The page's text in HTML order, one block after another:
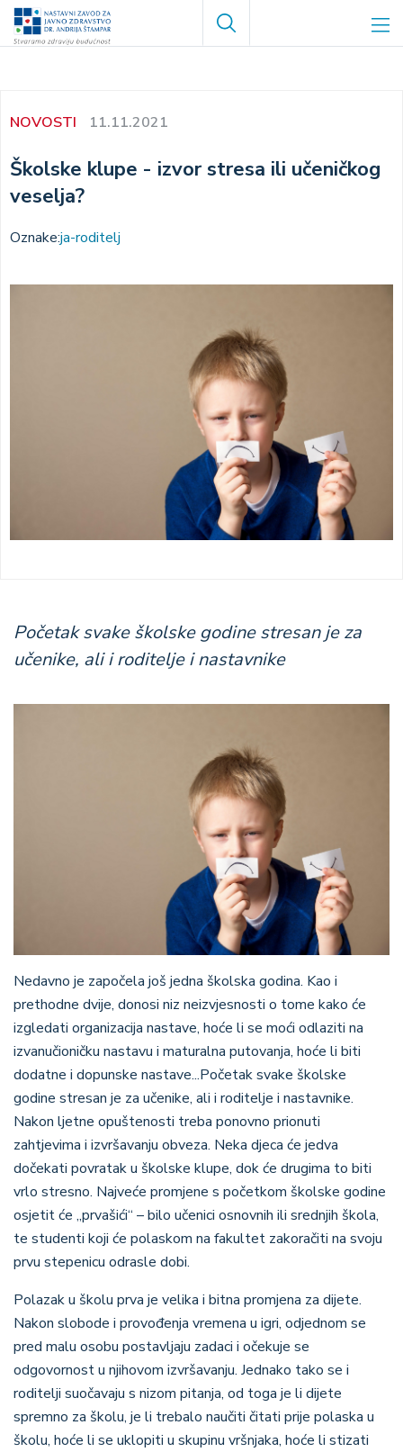
Skoči
Search
NOVOSTI 11.11.2021
Školske klupe - izvor stresa ili učeničkog
veselja?
Oznake:ja-roditelj
Početak svake školske godine stresan je za
učenike, ali i roditelje i nastavnike
Nedavno je započela još jedna školska godina. Kao i
prethodne dvije, donosi niz neizvjesnosti o tome kako će
izgledati organizacija nastave, hoće li se moći odlaziti na
izvanučioničku nastavu i maturalna putovanja, hoće li biti
dodatne i dopunske nastave...Početak svake školske
godine stresan je za učenike, ali i roditelje i nastavnike.
Nakon ljetne opuštenosti treba ponovno prionuti
zahtjevima i izvršavanju obveza. Neka djeca će jedva
dočekati povratak u školske klupe, dok će drugima to biti
vrlo stresno. Najveće promjene s početkom školske godine
osjetit će „prvašići“ – bilo učenici osnovnih ili srednjih škola,
te studenti koji će polaskom na fakultet zakoračiti na svoju
prvu stepenicu odrasle dobi.
Polazak u školu prva je velika i bitna promjena za dijete.
Nakon slobode i provođenja vremena u igri, odjednom se
pred malu osobu postavljaju zadaci i očekuje se
odgovornost u njihovom izvršavanju. Jednako tako se i
roditelji suočavaju s nizom pitanja, od toga je li dijete
spremno za školu, je li trebalo naučiti čitati prije polaska u
školu, hoće li se uklopiti u skupinu vršnjaka, hoće li stizati